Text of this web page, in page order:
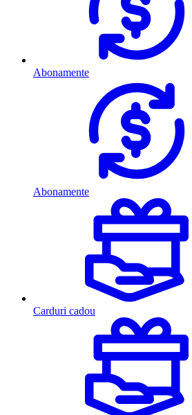
Abonamente
Abonamente
Carduri cadou